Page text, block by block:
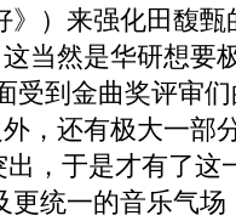
》）来强化田馥甄
当然是华研想要
受到金曲奖评审
，还有极大一部
，于是才有了这
更统一的音乐气